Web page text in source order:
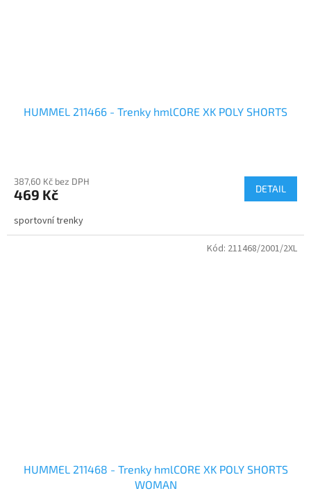
HUMMEL 211466 - Trenky hmlCORE XK POLY SHORTS
387,60 Kč bez DPH
469 Kč DETAIL
sportovní trenky
HUMMEL 211468 - Trenky hmlCORE XK POLY SHORTS
WOMAN
Kód: 211468/2001/2XL